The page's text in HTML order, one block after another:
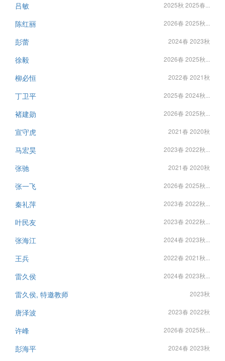
吕敏 2025秋 2025春...
陈红丽 2026春 2025秋...
彭蕾 2024春 2023秋
徐毅 2026春 2025秋...
柳必恒 2022春 2021秋
丁卫平 2025春 2024秋...
褚建勋 2026春 2025秋...
宣守虎 2021春 2020秋
马宏昊 2023春 2022秋...
张驰 2021春 2020秋
张一飞 2026春 2025秋...
秦礼萍 2023春 2022秋...
叶民友 2023春 2022秋...
张海江 2024春 2023秋...
王兵 2022春 2021秋...
雷久侯 2024春 2023秋...
雷久侯, 特邀教师 2023秋
唐泽波 2023春 2022秋
许峰 2026春 2025秋...
彭海平 2024春 2023秋